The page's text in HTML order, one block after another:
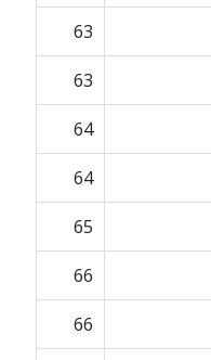
63
63
64
64
65
66
66